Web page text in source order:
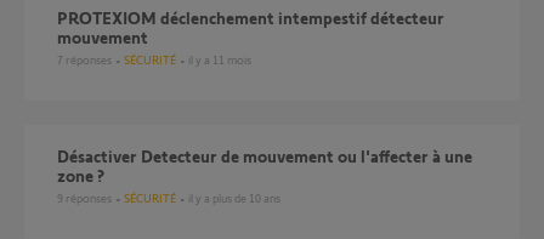
PROTEXIOM déclenchement intempestif détecteur
mouvement
7 réponses SÉCURITÉ il y a 11 mois
Désactiver Detecteur de mouvement ou l'affecter à une
zone ?
9 réponses SÉCURITÉ il y a plus de 10 ans